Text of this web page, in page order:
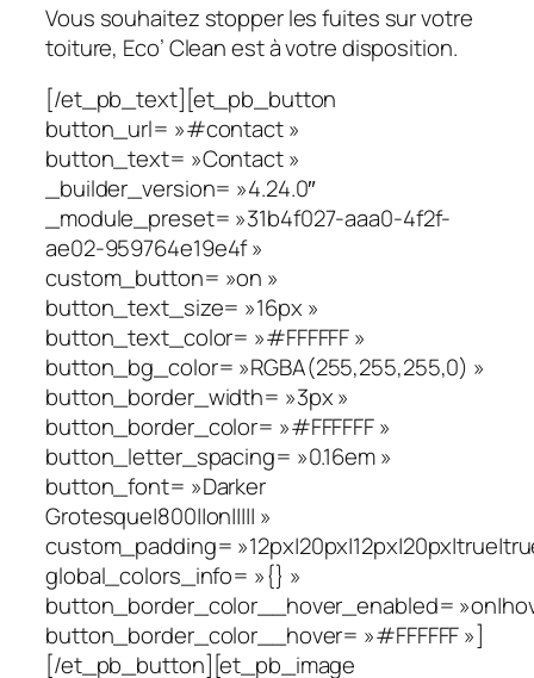
Vous souhaitez stopper les fuites sur votre
toiture, Eco’ Clean est à votre disposition.
[/et_pb_text][et_pb_button
button_url= »#contact »
button_text= »Contact »
_builder_version= »4.24.0″
_module_preset= »31b4f027-aaa0-4f2f-
ae02-959764e19e4f »
custom_button= »on »
button_text_size= »16px »
button_text_color= »#FFFFFF »
button_bg_color= »RGBA(255,255,255,0) »
button_border_width= »3px »
button_border_color= »#FFFFFF »
button_letter_spacing= »0.16em »
button_font= »Darker
Grotesque|800||on||||| »
custom_padding=
global_colors_info= »{} »
button_border_color__hover_enabled=
button_border_color__hover= »#FFFFFF »]
[/et_pb_button][et_pb_image